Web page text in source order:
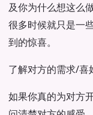
及你为什么想这么
很多时候就只是一
到的惊喜。
了解对方的需求/喜
如果你真的为对方